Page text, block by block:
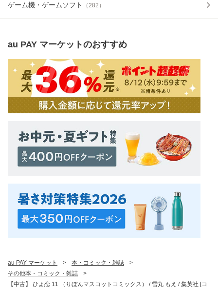
ゲーム機・ゲームソフト （282 ）
au PAY マーケットのおすすめ
au PAY マーケット > 本・コミック・雑誌
>
その他本・コミック・雑誌
>
【中古】 ひよ恋 11 （りぼんマスコットコミックス） / 雪丸 もえ / 集英社 [コ